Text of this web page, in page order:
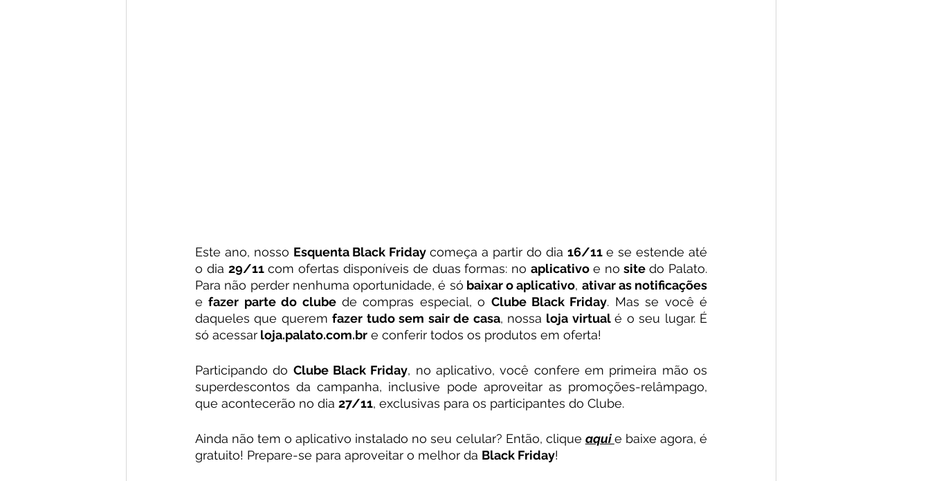
Este ano, nosso Esquenta Black Friday começa a partir do dia 16/11 e se estende até
o dia 29/11 com ofertas disponíveis de duas formas: no aplicativo e no site do Palato.
Para não perder nenhuma oportunidade, é só baixar o aplicativo,
e fazer parte do clube de compras especial, o Clube Black Friday. Mas se você é
daqueles que querem fazer tudo sem sair de casa, nossa loja virtual é o seu lugar. É
só acessar loja.palato.com.br e conferir todos os produtos em oferta!
Participando do Clube Black Friday, no aplicativo, você confere em primeira mão os
superdescontos da campanha, inclusive pode aproveitar as promoções-relâmpago,
que acontecerão no dia 27/11, exclusivas para os participantes do Clube.
Ainda não tem o aplicativo instalado no seu celular? Então, clique aqui e baixe agora, é
gratuito! Prepare-se para aproveitar o melhor da Black Friday!